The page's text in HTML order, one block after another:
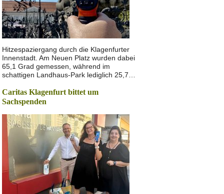
Hitzespaziergang durch die Klagenfurter
Innenstadt. Am Neuen Platz wurden dabei
65,1 Grad gemessen, während im
schattigen Landhaus-Park lediglich 25,7…
Caritas Klagenfurt bittet um
Sachspenden